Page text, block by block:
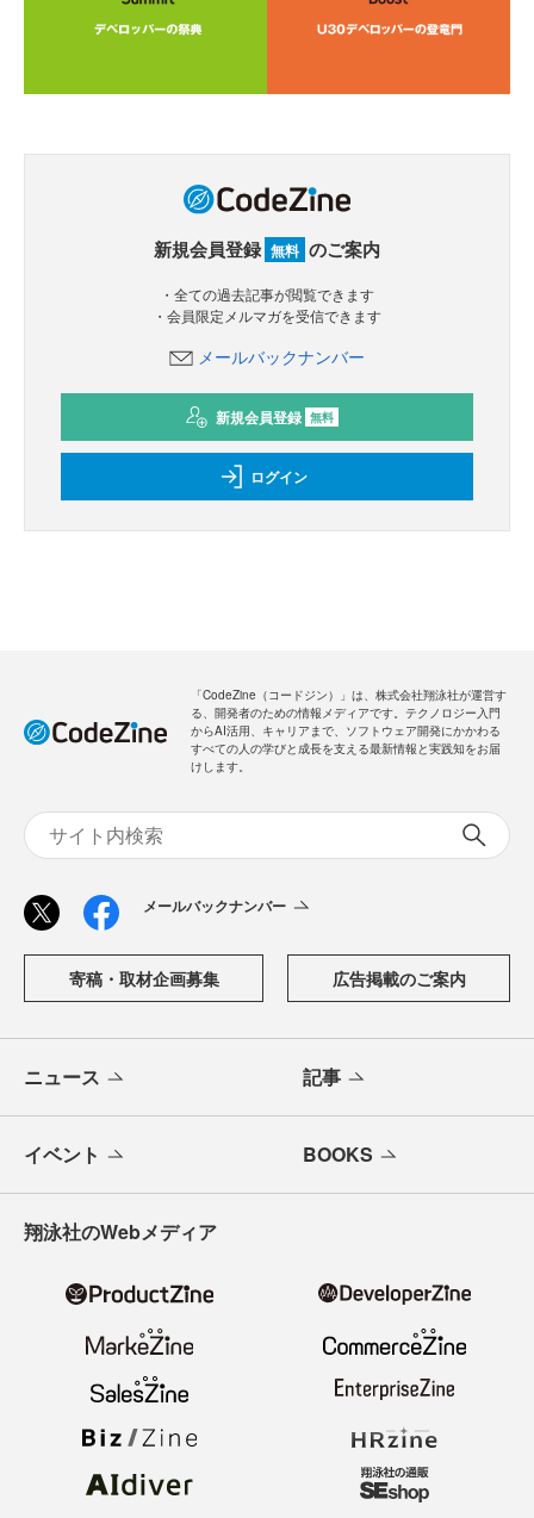
新規会員登録 無料 のご案内
・全ての過去記事が閲覧できます
・会員限定メルマガを受信できます
メールバックナンバー
新規会員登録 無料
ログイン
「CodeZine（コードジン）」は、株式会社翔泳社が運営す
る、開発者のための情報メディアです。テクノロジー入門
からAI活用、キャリアまで、ソフトウェア開発にかかわる
すべての人の学びと成長を支える最新情報と実践知をお届
けします。
メールバックナンバー
寄稿・取材企画募集 広告掲載のご案内
ニュース 記事
イベント BOOKS
翔泳社のWebメディア